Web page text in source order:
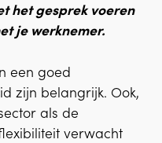
het gesprek voeren
je werknemer.
een goed
zijn belangrijk. Ook,
als de
verwacht